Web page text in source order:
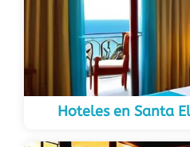
Hoteles en Santa